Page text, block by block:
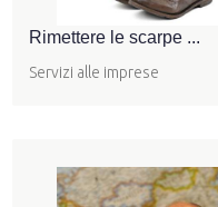
Rimettere le scarpe ...
Servizi alle imprese